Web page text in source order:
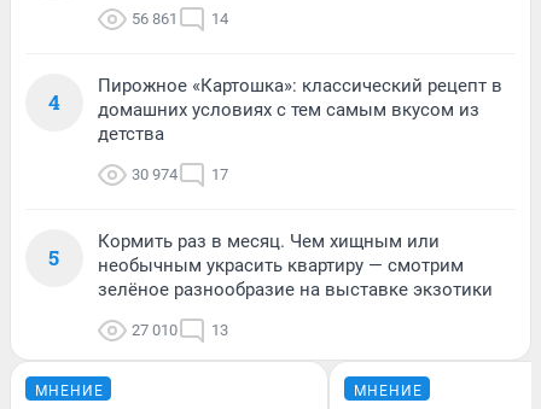
56 861 14
4
Пирожное «Картошка»: классический рецепт в
домашних условиях с тем самым вкусом из
детства
30 974 17
5
Кормить раз в месяц. Чем хищным или
необычным украсить квартиру — смотрим
зелёное разнообразие на выставке экзотики
27 010 13
МНЕНИЕ МНЕНИЕ